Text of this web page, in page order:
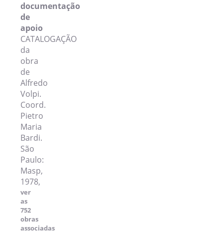
documentação
de
apoio
CATALOGAÇÃO
da
obra
de
Alfredo
Volpi.
Coord.
Pietro
Maria
Bardi.
São
Paulo:
Masp,
1978,
ver
as
752
obras
associadas